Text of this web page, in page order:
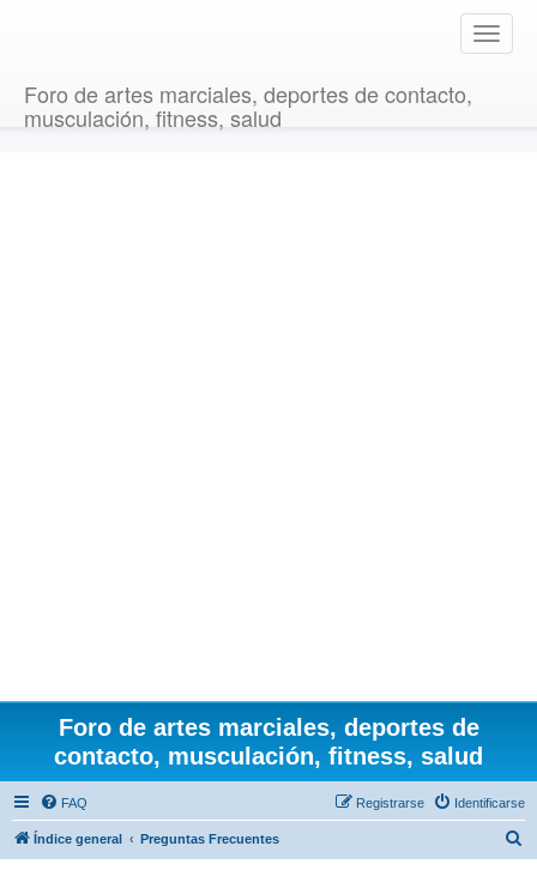
T
o
Foro de artes marciales, deportes de contacto,
musculación, fitness, salud
Foro de artes marciales, deportes de
contacto, musculación, fitness, salud
FAQ Identificarse
Registrarse
Índice general Preguntas Frecuentes